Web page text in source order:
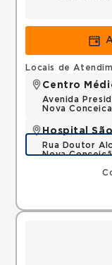
Locais de
Centro
Avenida
Nova
Hospital
Rua Doutor
Nova